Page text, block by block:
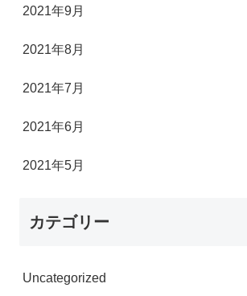
2021年9月
2021年8月
2021年7月
2021年6月
2021年5月
カテゴリー
Uncategorized